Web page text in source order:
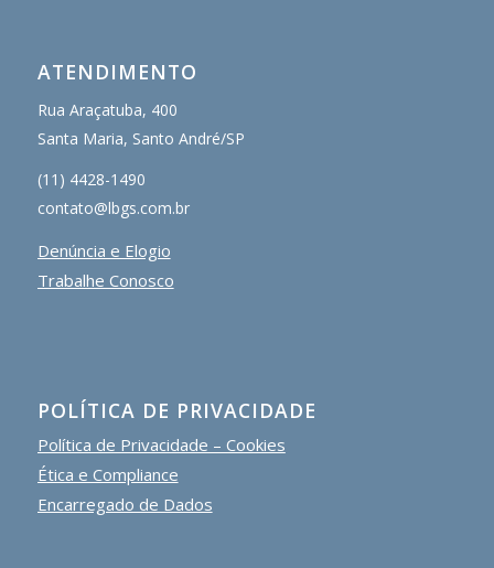
ATENDIMENTO
Rua Araçatuba, 400
Santa Maria, Santo André/SP
(11) 4428-1490
contato@lbgs.com.br
Denúncia e Elogio
Trabalhe Conosco
POLÍTICA DE PRIVACIDADE
Política de Privacidade – Cookies
Ética e Compliance
Encarregado de Dados